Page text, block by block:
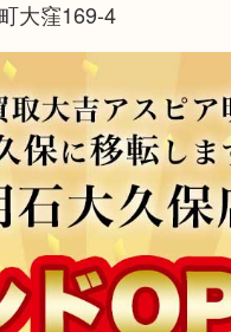
大窪169-4